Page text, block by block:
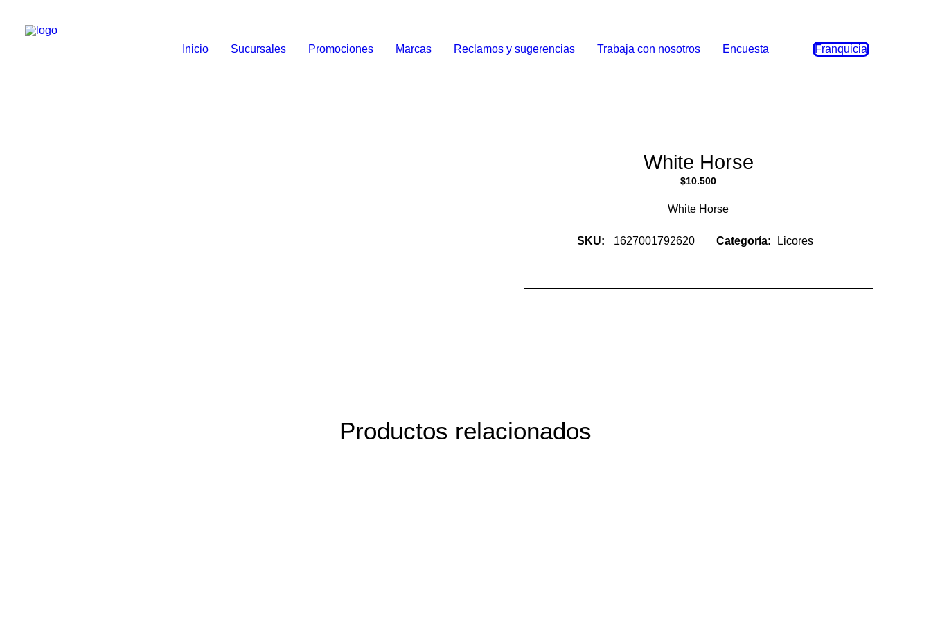
Inicio Sucursales Promociones Marcas Reclamos y sugerencias Trabaja con nosotros Encuesta Franquicia
White Horse
$10.500
White Horse
SKU: 1627001792620 Categoría: Licores
Productos relacionados